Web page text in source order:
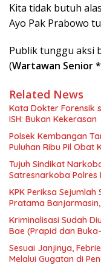
Kita tidak butuh
Ayo Pak Prabowo
Publik tunggu aksi
(Wartawan Senior
Related News
Kata Dokter Forensik
ISH: Bukan Kekerasan
Polsek Kembangan
Puluhan Ribu Pil Obat
Tujuh Sindikat
Satresnarkoba
KPK Periksa Sejumlah
Pratama
Kriminalisasi Sudah
Bae (Prapid dan
Sesuai Janjinya,
Melalui Gugatan di